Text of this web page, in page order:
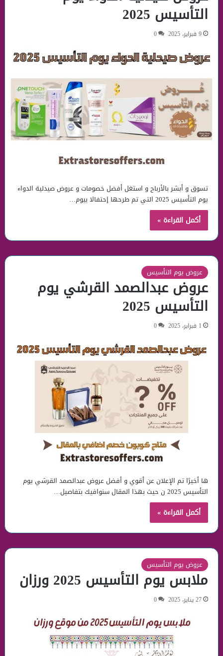
التأسيس 2025
9 فبراير، 2025 0
تسوق و أبشر بالأرباح و استغل أفضل خصومات و عروض صيدلية الدواء
يوم التأسيس 2025 التي تم طرحها إحتفالا بيوم…
أكمل القراءة »
عروض يوم التأسيس
عروض عبدالصمد القرشي يوم
التأسيس 2025
1 فبراير، 2025 0
ها أخيرًا تم الإعلان عن أقوي و أفضل عروض عبدالصمد القرشي يوم
التأسيس 2025 ن حيث بهذا المقال سنوافيك بتفاصيل…
أكمل القراءة »
عروض يوم التأسيس
ملابس يوم التأسيس 2025 ورزان
27 يناير، 2025 0